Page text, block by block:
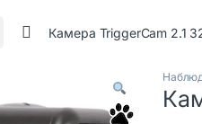
Камера TriggerCam 2.1